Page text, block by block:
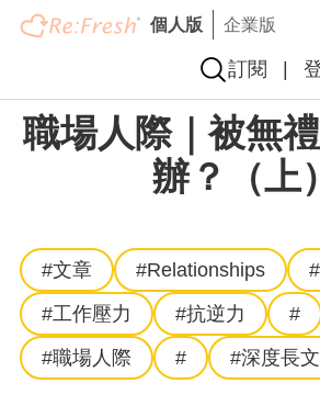
Skip
個人版 企業版
訂閱 |
職場人際｜被無
辦？（上）
#文章 #Relationships
#工作壓力
#抗逆力 #
#職場人際
# #深度長文